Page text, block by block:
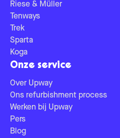
Riese & Müller
Tenways
Trek
Sparta
Koga
Onze service
Over Upway
Ons refurbishment process
Werken bij Upway
Pers
Blog